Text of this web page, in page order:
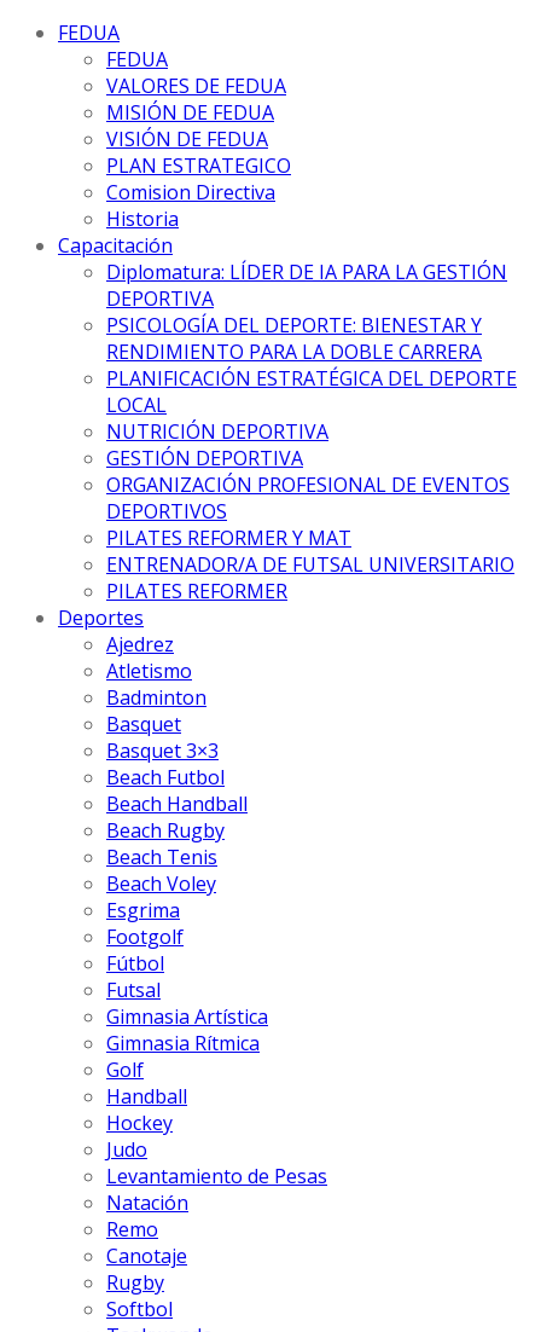
FEDUA
FEDUA
VALORES DE FEDUA
MISIÓN DE FEDUA
VISIÓN DE FEDUA
PLAN ESTRATEGICO
Comision Directiva
Historia
Capacitación
Diplomatura: LÍDER DE IA PARA LA GESTIÓN
DEPORTIVA
PSICOLOGÍA DEL DEPORTE: BIENESTAR Y
RENDIMIENTO PARA LA DOBLE CARRERA
PLANIFICACIÓN ESTRATÉGICA DEL DEPORTE
LOCAL
NUTRICIÓN DEPORTIVA
GESTIÓN DEPORTIVA
ORGANIZACIÓN PROFESIONAL DE EVENTOS
DEPORTIVOS
PILATES REFORMER Y MAT
ENTRENADOR/A DE FUTSAL UNIVERSITARIO
PILATES REFORMER
Deportes
Ajedrez
Atletismo
Badminton
Basquet
Basquet 3×3
Beach Futbol
Beach Handball
Beach Rugby
Beach Tenis
Beach Voley
Esgrima
Footgolf
Fútbol
Futsal
Gimnasia Artística
Gimnasia Rítmica
Golf
Handball
Hockey
Judo
Levantamiento de Pesas
Natación
Remo
Canotaje
Rugby
Softbol